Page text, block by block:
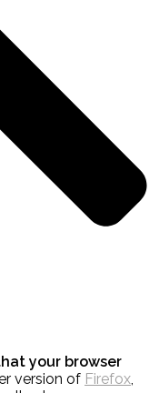
your browser
version of Firefox